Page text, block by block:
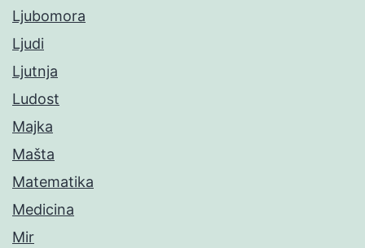
Ljubomora
Ljudi
Ljutnja
Ludost
Majka
Mašta
Matematika
Medicina
Mir